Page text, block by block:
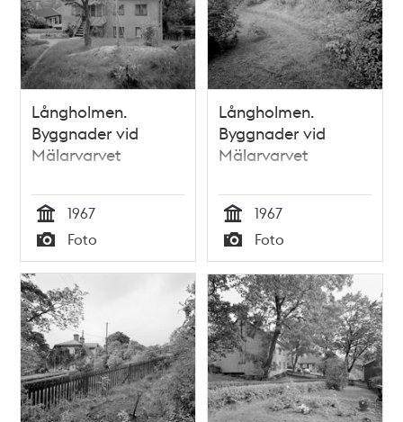
Långholmen.
Byggnader vid
Mälarvarvet
Tid
1967
Typ
Foto
Långholmen.
Byggnader vid
Mälarvarvet
Tid
1967
Typ
Foto